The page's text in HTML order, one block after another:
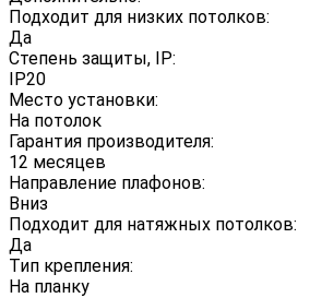
Подходит для низких потолков:
Да
Степень защиты, IP:
IP20
Место установки:
На потолок
Гарантия производителя:
12 месяцев
Направление плафонов:
Вниз
Подходит для натяжных потолков:
Да
Тип крепления:
На планку